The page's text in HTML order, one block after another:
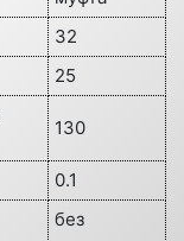
32
25
130
0.1
без